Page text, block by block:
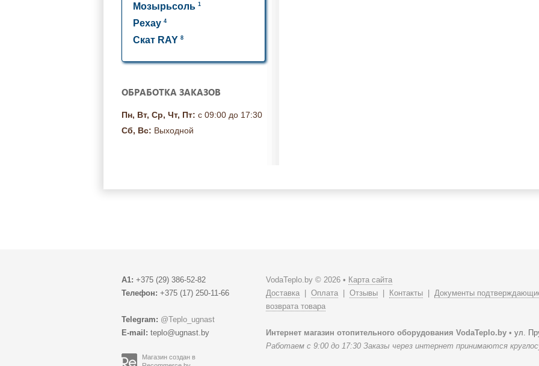
Мозырьсоль 1
Рехау 4
Скат RAY 8
ОБРАБОТКА ЗАКАЗОВ
Пн, Вт, Ср, Чт, Пт: с 09:00 до 17:30
Сб, Вс: Выходной
A1: +375 (29) 386-52-82
Телефон: +375 (17) 250-11-66
Telegram: @Teplo_ugnast
E-mail: teplo@ugnast.by
Магазин создан в
VodaTeplo.by © 2026 • Карта сайта
Доставка
Оплата Отзывы Контакты Документы
возврата товара
Интернет магазин отопительного оборудования VodaTeplo.by • ул.
Работаем с 9:00 до 17:30 Заказы через интернет принимаются